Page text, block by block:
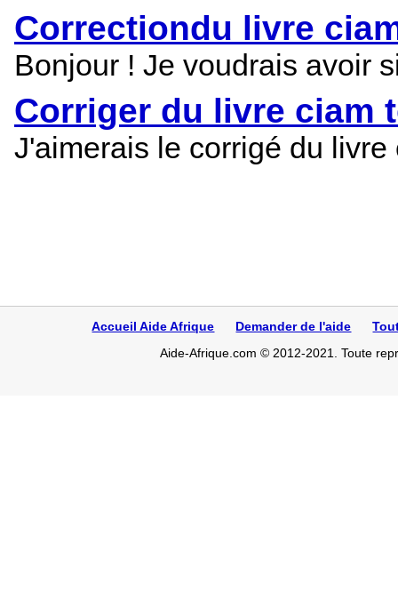
Correctiondu livre
Bonjour ! Je voudrais avoir
Corriger du livre ciam
J'aimerais le corrigé du
Accueil Aide Afrique Demander de l'aide
Aide-Afrique.com © 2012-2021. Toute